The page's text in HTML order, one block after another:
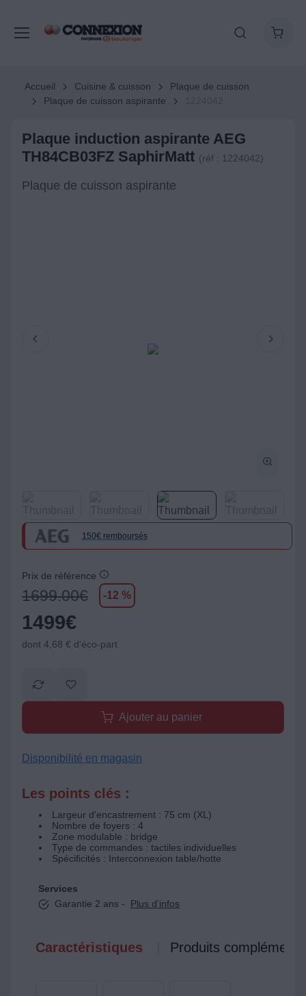
Accueil Cuisine & cuisson
Plaque de cuisson
Plaque de cuisson aspirante
Plaque induction aspirante AEG
TH84CB03FZ SaphirMatt (réf : 1224042)
Plaque de cuisson aspirante
150€ remboursés
Prix de référence
1699.00€ -12 %
1499€
dont 4,68 € d'éco-part
Ajouter au panier
Disponibilité en magasin
Les points clés :
Largeur d'encastrement : 75 cm (XL)
Nombre de foyers : 4
Zone modulable : bridge
Type de commandes : tactiles individuelles
Spécificités : Interconnexion table/hotte
Services
Garantie 2 ans -
Plus d'infos
Caractéristiques Produits